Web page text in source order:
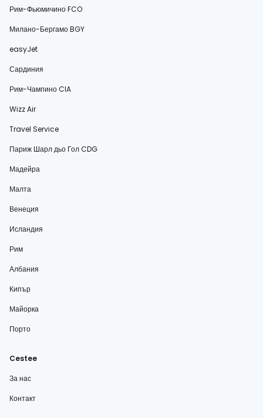
Рим-Фьюмичино FCO
Милано-Бергамо BGY
easyJet
Сардиния
Рим-Чампино CIA
Wizz Air
Travel Service
Париж Шарл дьо Гол CDG
Мадейра
Малта
Венеция
Исландия
Рим
Албания
Кипър
Майорка
Порто
Cestee
За нас
Контакт